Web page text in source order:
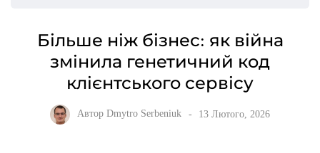
Більше ніж бізнес: як війна
змінила генетичний код
клієнтського сервісу
Автор Dmytro Serbeniuk 13 Лютого, 2026